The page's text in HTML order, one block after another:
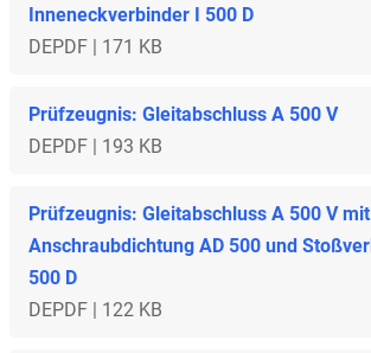
Inneneckverbinder I 500 D
DEPDF | 171 KB
Prüfzeugnis: Gleitabschluss A 500 V
DEPDF | 193 KB
Prüfzeugnis: Gleitabschluss A 500 V mit
Anschraubdichtung AD 500 und
500 D
DEPDF | 122 KB